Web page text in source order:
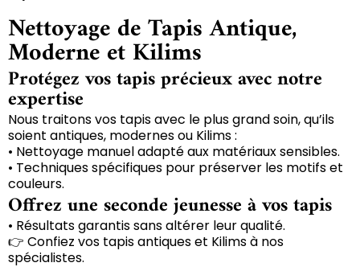
Nettoyage de Tapis Antique,
Moderne et Kilims
Protégez vos tapis précieux avec notre
expertise
Nous traitons vos tapis avec le plus grand soin, qu’ils
soient antiques, modernes ou Kilims :
• Nettoyage manuel adapté aux matériaux sensibles.
• Techniques spécifiques pour préserver les motifs et
couleurs.
Offrez une seconde jeunesse à vos tapis
• Résultats garantis sans altérer leur qualité.
👉 Confiez vos tapis antiques et Kilims à nos
spécialistes.